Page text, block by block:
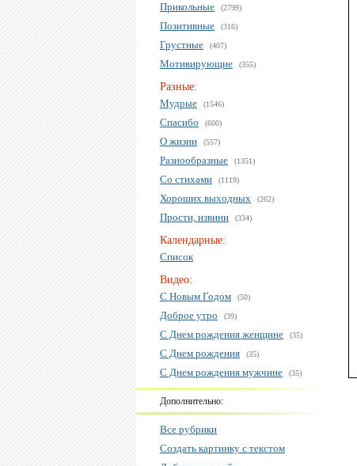
Прикольные
(2799)
Позитивные (316)
Грустные (407)
Мотивирующие (355)
Разные:
Мудрые
(1546)
Спасибо (600)
О жизни (557)
Разнообразные (1351)
Со стихами (1119)
Хороших выходных (262)
Прости, извини (334)
Календарные:
Список
Видео:
С Новым Годом
(50)
Доброе утро (39)
С Днем рождения женщине (35)
С Днем рождения (35)
С Днем рождения мужчине (35)
Дополнительно:
Все рубрики
Создать картинку с текстом